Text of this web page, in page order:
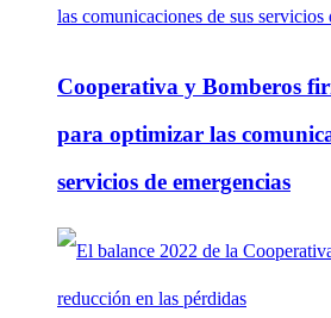
Cooperativa y Bomberos
para optimizar las
servicios de emergencias